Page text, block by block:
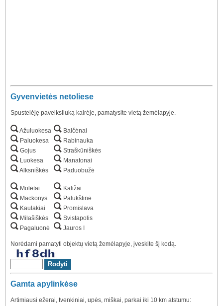
Gyvenvietės netoliese
Spustelėję paveiksliuką kairėje, pamatysite vietą žemėlapyje.
Ažuluokesa
Paluokesa
Gojus
Luokesa
Alksniškės
Molėtai
Mackonys
Kaulakiai
Milašiškės
Pagaluonė
Balčėnai
Rabinauka
Straškūniškės
Manatonai
Paduobužė
Kaližai
Palukštinė
Promislava
Svistapolis
Jauros I
Norėdami pamatyti objektų vietą žemėlapyje, įveskite šį kodą.
Gamta apylinkėse
Artimiausi ežerai, tvenkiniai, upės, miškai, parkai iki 10 km atstumu: